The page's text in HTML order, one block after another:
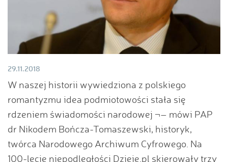
29.11.2018
W naszej historii wywiedziona z polskiego
romantyzmu idea podmiotowości stała się
rdzeniem świadomości narodowej ¬– mówi PAP
dr Nikodem Bończa-Tomaszewski, historyk,
twórca Narodowego Archiwum Cyfrowego. Na
100-lecie niepodległości Dzieje.pl skierowały trzy